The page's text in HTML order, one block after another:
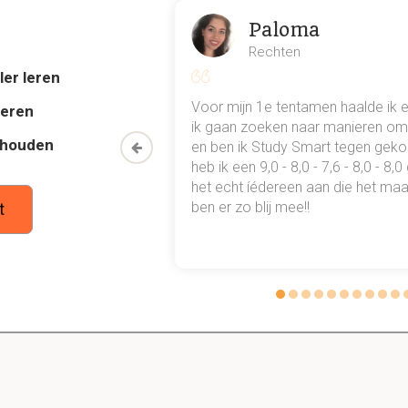
Netwerk 2 serie en parallel schakelen van
bij serie of parallel geschakelde weerstanden?
leren
mn
een heel
gewoon
Paloma
Rechten
Voor mijn 1e tentamen haalde ik
ik gaan zoeken naar manieren
en ben ik Study Smart tegen
heb ik een 9,0 - 8,0 - 7,6 - 8,0 -
het echt íédereen aan die het
ben er zo blij mee!!